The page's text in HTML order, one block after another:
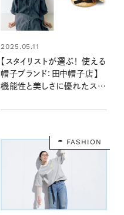
2025.05.11
【スタイリストが選ぶ！ 使える
帽子ブランド：田中帽子店】
機能性と美しさに優れたスト
FASHION